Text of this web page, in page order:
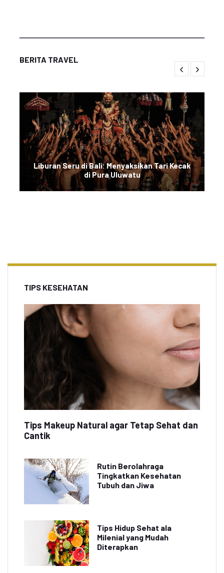
BERITA TRAVEL
Liburan Seru di Bali: Menyaksikan Tari Kecak
di Pura Uluwatu
TIPS KESEHATAN
Tips Makeup Natural agar Tetap Sehat dan
Cantik
Rutin Berolahraga
Tingkatkan Kesehatan
Tubuh dan Jiwa
Tips Hidup Sehat ala
Milenial yang Mudah
Diterapkan